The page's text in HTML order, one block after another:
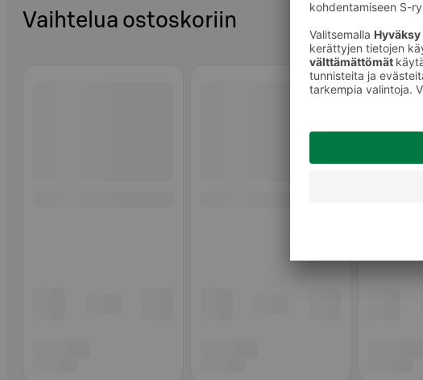
Vaihtelua ostoskoriin